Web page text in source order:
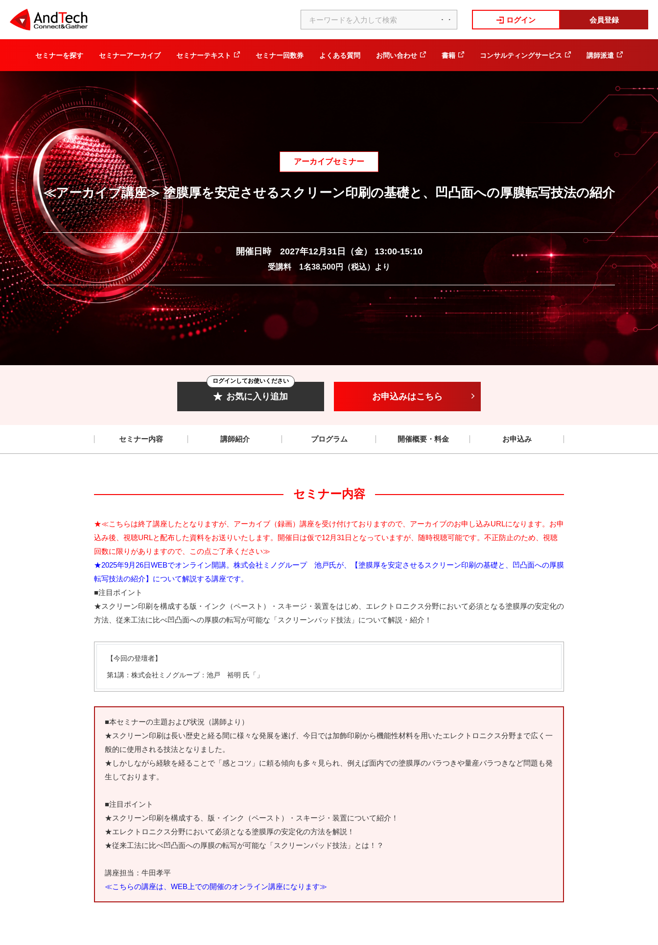
ログイン 会員登録
セミナーを探す セミナーアーカイブ セミナーテキスト セミナー回数券 よくある質問 お問い合わせ 書籍 コンサルティングサービス 講師派遣
アーカイブセミナー
≪アーカイブ講座≫ 塗膜厚を安定させるスクリーン印刷の基礎と、凹凸面への厚膜転写技法の紹介
開催日時 2027年12月31日（金） 13:00-15:10
受講料 1名38,500円（税込）より
お気に入り追加
ログインしてお使いください
お申込みはこちら
セミナー内容 講師紹介 プログラム 開催概要・料金 お申込み
セミナー内容
★≪こちらは終了講座したとなりますが、アーカイブ（録画）講座を受け付けておりますので、アーカイブのお申し込みURLになります。お申
込み後、視聴URLと配布した資料をお送りいたします。開催日は仮で12月31日となっていますが、随時視聴可能です。不正防止のため、視聴
回数に限りがありますので、この点ご了承ください≫
★2025年9月26日WEBでオンライン開講。株式会社ミノグループ 池戸氏が、【塗膜厚を安定させるスクリーン印刷の基礎と、凹凸面への厚膜
転写技法の紹介】について解説する講座です。
■注目ポイント
★スクリーン印刷を構成する版・インク（ペースト）・スキージ・装置をはじめ、エレクトロニクス分野において必須となる塗膜厚の安定化の
方法、従来工法に比べ凹凸面への厚膜の転写が可能な「スクリーンパッド技法」について解説・紹介！
【今回の登壇者】
第1講：株式会社ミノグループ：池戸 裕明 氏「」
■本セミナーの主題および状況（講師より）
★スクリーン印刷は長い歴史と経る間に様々な発展を遂げ、今日では加飾印刷から機能性材料を用いたエレクトロニクス分野まで広く一
般的に使用される技法となりました。
★しかしながら経験を経ることで「感とコツ」に頼る傾向も多々見られ、例えば面内での塗膜厚のバラつきや量産バラつきなど問題も発
生しております。
■注目ポイント
★スクリーン印刷を構成する、版・インク（ペースト）・スキージ・装置について紹介！
★エレクトロニクス分野において必須となる塗膜厚の安定化の方法を解説！
★従来工法に比べ凹凸面への厚膜の転写が可能な「スクリーンパッド技法」とは！？
講座担当：牛田孝平
≪こちらの講座は、WEB上での開催のオンライン講座になります≫